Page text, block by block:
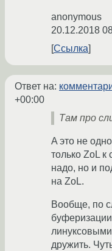
anonymous
20.12.2018
Ссылка
Ответ на:
+00:00
Там про
A это не
только ZoL к
надо, но и
на ZoL.
Вообще, по
дружить.